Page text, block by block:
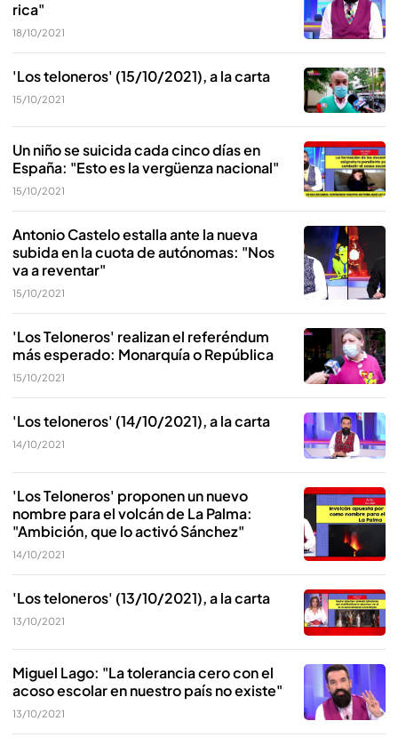
rica"
18/10/2021
'Los teloneros' (15/10/2021), a la carta
15/10/2021
Un niño se suicida cada cinco días en
España: "Esto es la vergüenza nacional"
15/10/2021
Antonio Castelo estalla ante la nueva
subida en la cuota de autónomas: "Nos
va a reventar"
15/10/2021
'Los Teloneros' realizan el referéndum
más esperado: Monarquía o República
15/10/2021
'Los teloneros' (14/10/2021), a la carta
14/10/2021
'Los Teloneros' proponen un nuevo
nombre para el volcán de La Palma:
"Ambición, que lo activó Sánchez"
14/10/2021
'Los teloneros' (13/10/2021), a la carta
13/10/2021
Miguel Lago: "La tolerancia cero con el
acoso escolar en nuestro país no existe"
13/10/2021